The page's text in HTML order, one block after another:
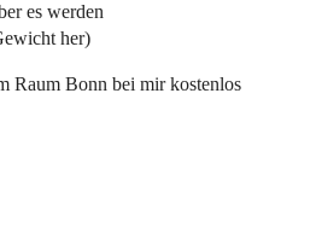
es werden
her)
Raum Bonn bei mir kostenlos